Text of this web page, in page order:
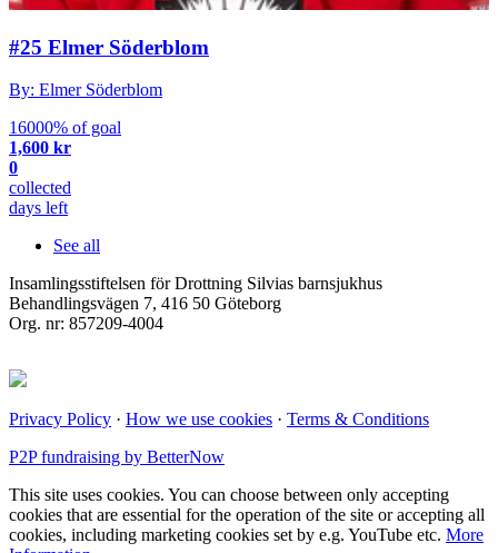
#25 Elmer Söderblom
By: Elmer Söderblom
16000% of goal
1,600 kr
0
collected
days left
See all
Insamlingsstiftelsen för Drottning Silvias barnsjukhus
Behandlingsvägen 7, 416 50 Göteborg
Org. nr: 857209-4004
Privacy Policy · How we use cookies · Terms & Conditions
P2P fundraising by BetterNow
This site uses cookies. You can choose between only accepting
cookies that are essential for the operation of the site or accepting all
cookies, including marketing cookies set by e.g. YouTube etc. More